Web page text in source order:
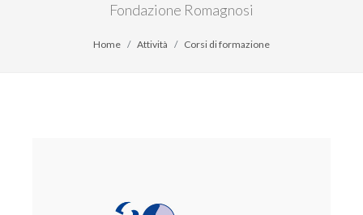
Fondazione Romagnosi
Home Attività Corsi di formazione